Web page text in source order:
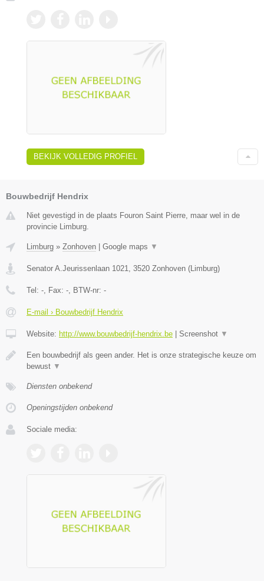
BEKIJK VOLLEDIG PROFIEL
Bouwbedrijf Hendrix
Niet gevestigd in de plaats Fouron Saint Pierre, maar wel in de
provincie Limburg.
Limburg » Zonhoven Google maps ▼
Senator A.Jeurissenlaan 1021 3520 Zonhoven ( Limburg)
Tel: - , Fax: - , BTW-nr: -
E-mail › Bouwbedrijf Hendrix
Website: http://www.bouwbedrijf-hendrix.be Screenshot ▼
Een bouwbedrijf als geen ander. Het is onze strategische keuze om
bewust ▼
Diensten onbekend
Openingstijden onbekend
Sociale media: